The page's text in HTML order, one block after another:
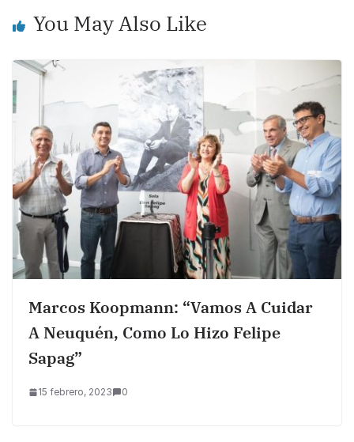
k
You May Also Like
Marcos Koopmann: “Vamos A Cuidar
A Neuquén, Como Lo Hizo Felipe
Sapag”
15 febrero, 2023 0